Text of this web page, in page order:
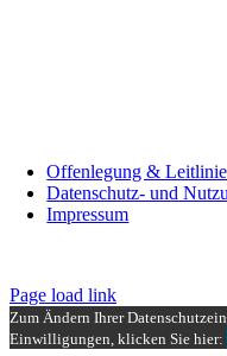
Offenlegung &
Datenschutz- und
Impressum
Page load link
Zum Ändern Ihrer
Einwilligungen, klicken Sie hier: